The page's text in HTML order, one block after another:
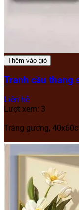
Thêm vào giỏ
Tranh cầu thang
Liên hệ
Lượt xem: 3
Tráng gương,